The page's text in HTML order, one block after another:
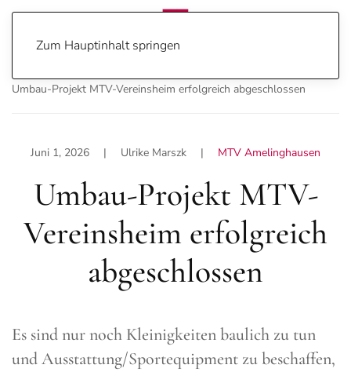
Zum Hauptinhalt springen
Umbau-Projekt MTV-Vereinsheim erfolgreich abgeschlossen
Juni 1, 2026 | Ulrike Marszk | MTV Amelinghausen
Umbau-Projekt MTV-
Vereinsheim erfolgreich
abgeschlossen
Es sind nur noch Kleinigkeiten baulich zu tun
und Ausstattung/Sportequipment zu beschaffen,